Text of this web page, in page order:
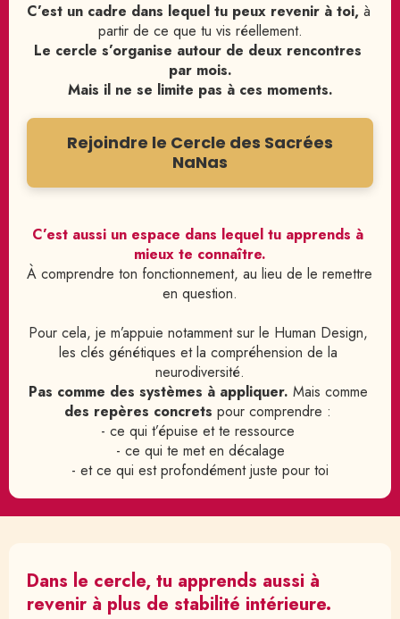
C’est un cadre dans lequel tu peux revenir à toi, à
partir de ce que tu vis réellement.
Le cercle s’organise autour de deux rencontres
par mois.
Mais il ne se limite pas à ces moments.
Rejoindre le Cercle des Sacrées
NaNas
C’est aussi un espace dans lequel tu apprends à
mieux te connaître.
À comprendre ton fonctionnement, au lieu de le remettre
en question.
Pour cela, je m’appuie notamment sur le Human Design,
les clés génétiques et la compréhension de la
neurodiversité.
Pas comme des systèmes à appliquer.
des repères concrets pour comprendre :
- ce qui t’épuise et te ressource
- ce qui te met en décalage
- et ce qui est profondément juste pour toi
Dans le cercle, tu apprends aussi à
revenir à plus de stabilité intérieure.